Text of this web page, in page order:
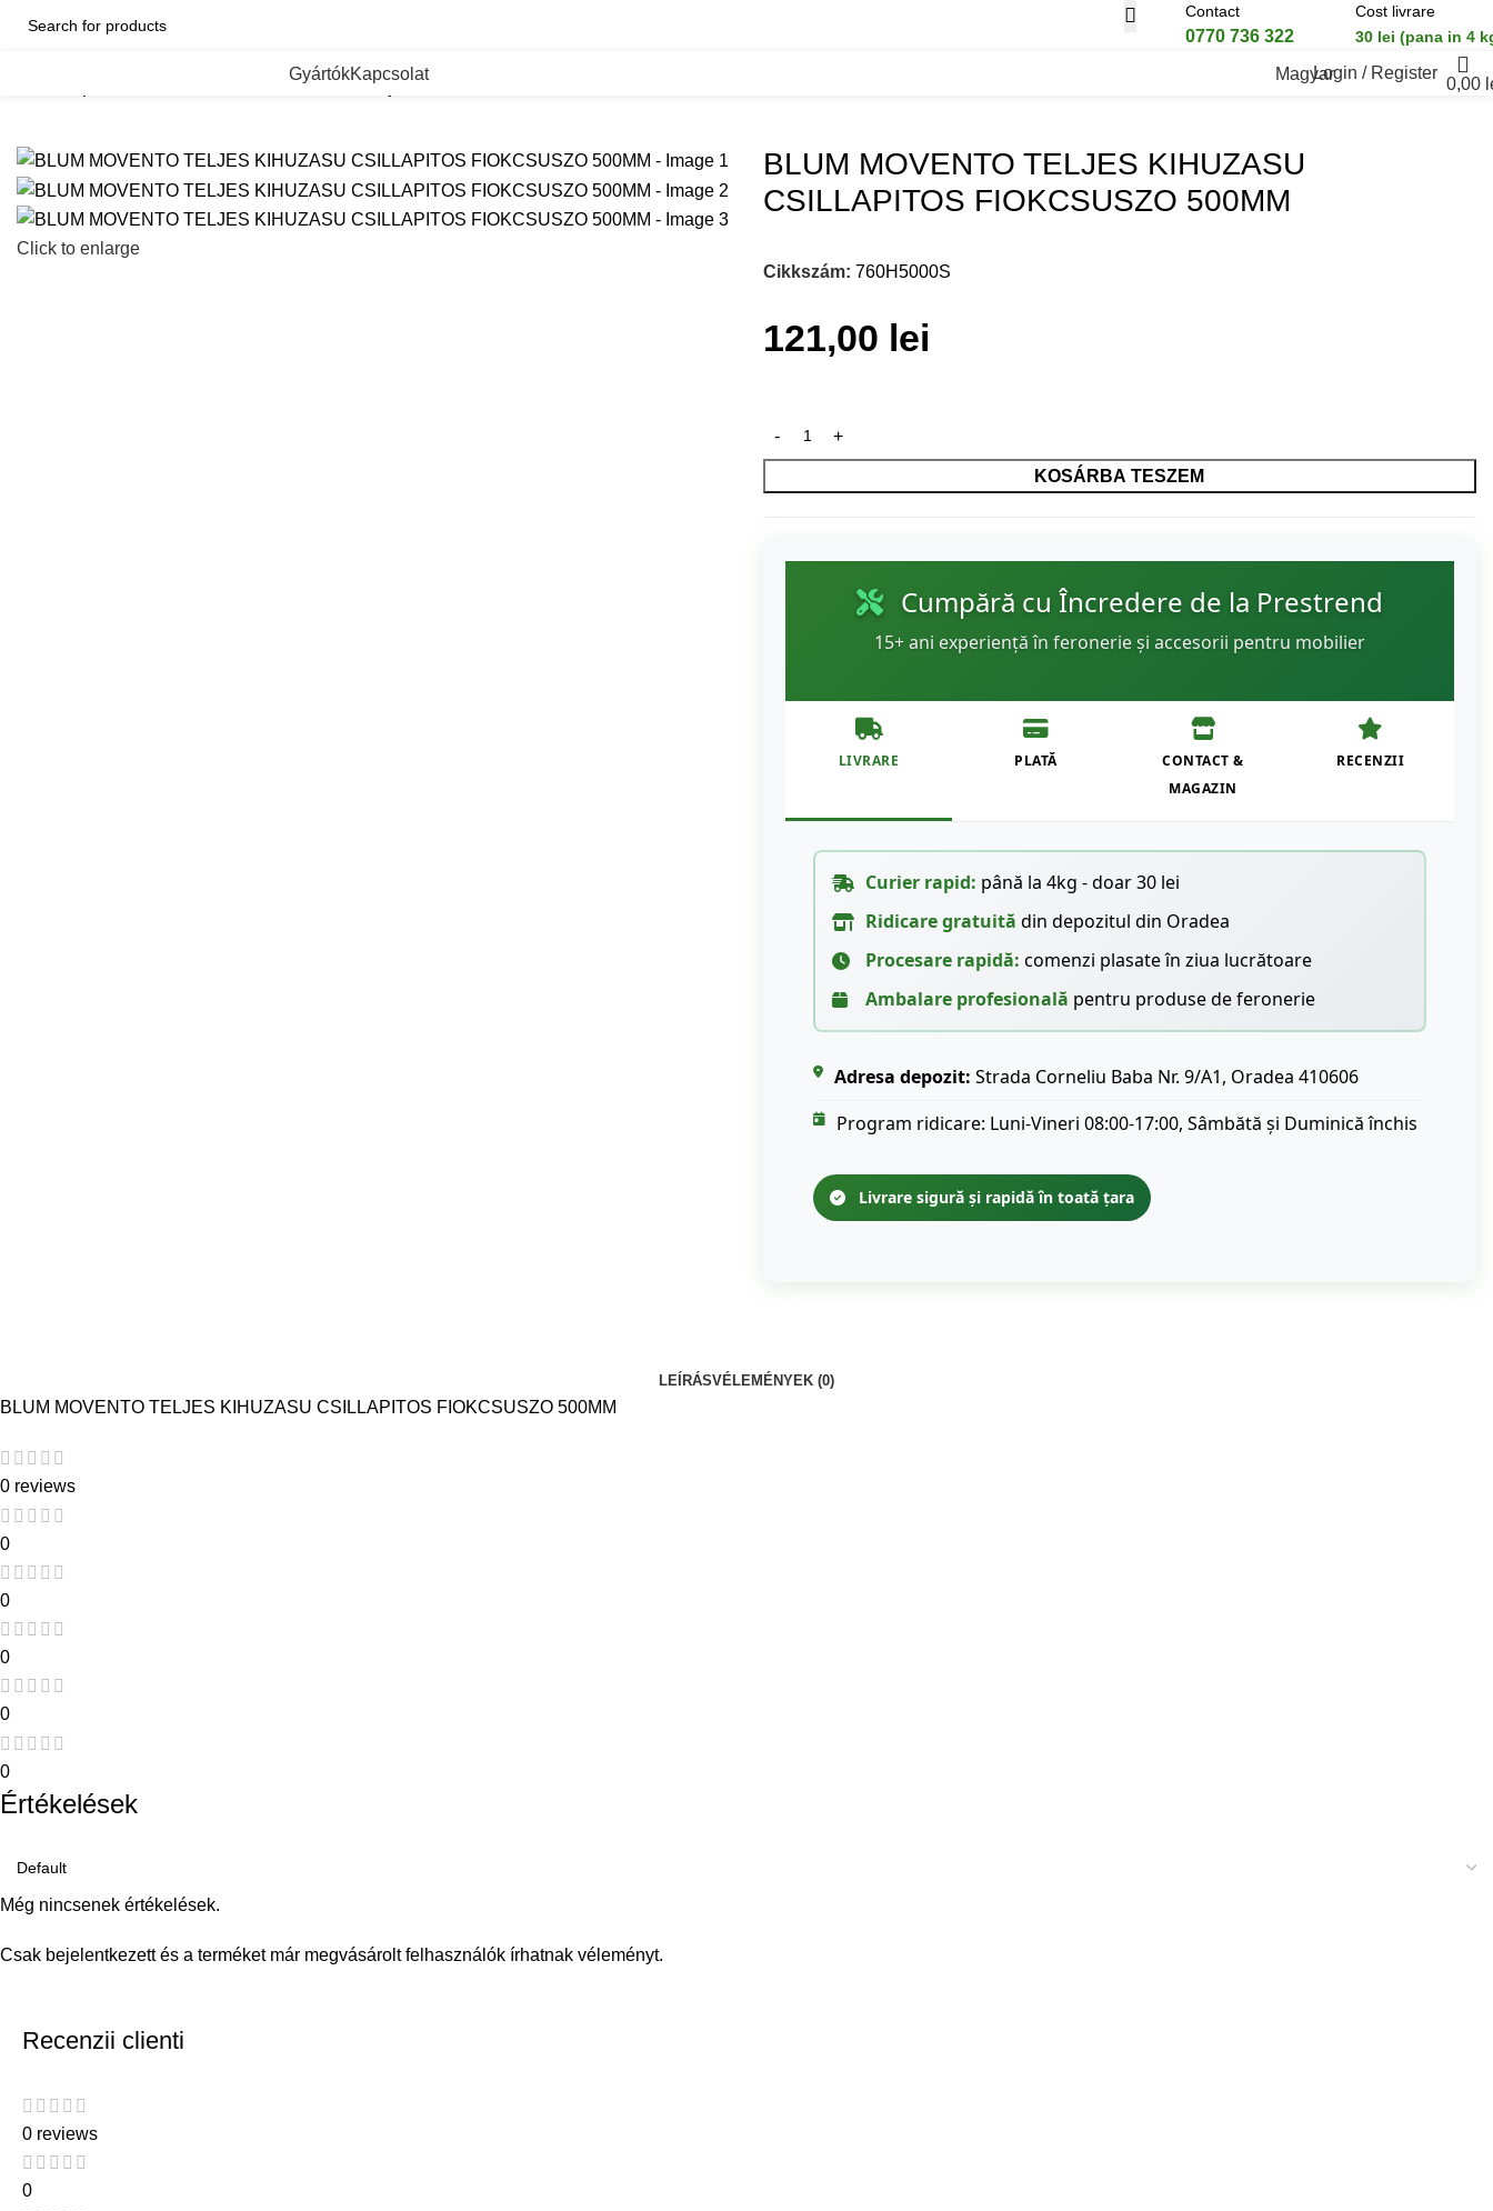
Contact
0770 736 322
Cost livrare
30 lei (pana in 4
GyártókKapcsolat MagyarLogin / Register
0,00
Fiokcsuszok es femoldalas fiokok Rejtett fioksinek
Click to enlarge
BLUM MOVENTO TELJES KIHUZASU
CSILLAPITOS FIOKCSUSZO 500MM
Cikkszám: 760H5000S
121,00 lei
KOSÁRBA TESZEM
Cumpără cu Încredere de la Prestrend
15+ ani experiență în feronerie și accesorii pentru mobilier
LIVRARE PLATĂ
CONTACT &
MAGAZIN
RECENZII
Curier rapid: până la 4kg - doar 30 lei
Ridicare gratuită din depozitul din Oradea
Procesare rapidă: comenzi plasate în ziua lucrătoare
Ambalare profesională pentru produse de feronerie
Adresa depozit: Strada Corneliu Baba Nr. 9/A1, Oradea 410606
Program ridicare: Luni-Vineri 08:00-17:00, Sâmbătă și Duminică închis
Livrare sigură și rapidă în toată țara
LEÍRÁSVÉLEMÉNYEK (0)
BLUM MOVENTO TELJES KIHUZASU CSILLAPITOS FIOKCSUSZO 500MM
0 reviews
0
0
0
0
0
Értékelések
Még nincsenek értékelések.
Csak bejelentkezett és a terméket már megvásárolt felhasználók írhatnak véleményt.
Recenzii clienti
0 reviews
0